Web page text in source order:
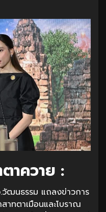
าควาย :
วัฒนธรรม แถลงข่าวการ
าทตาเมือนและโบราณ